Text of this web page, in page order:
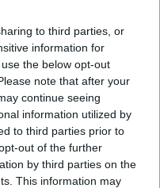
to third parties, or
information for
the below opt-out
note that after your
continue seeing
information utilized by
to third parties prior to
out of the further
by third parties on the
This information may